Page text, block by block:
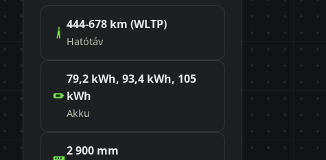
444-678 km (WLTP)
Hatótáv
79,2 kWh, 93,4 kWh, 105
kWh
Akku
2 900 mm